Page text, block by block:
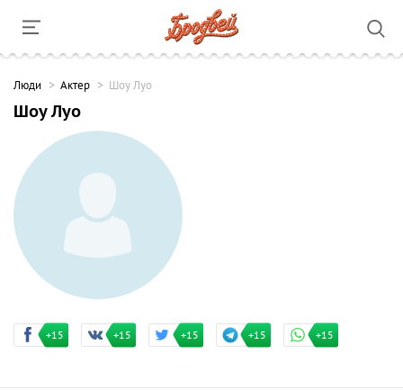
Люди Актер Шоу Луо
Шоу Луо
+15 +15 +15 +15 +15